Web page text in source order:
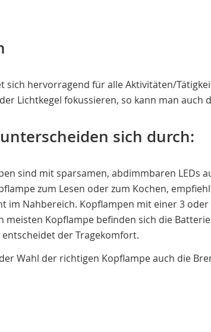
sich hervorragend für alle Aktivitäten/
Lichtkegel fokussieren, so kann man
sich durch:
sind mit sparsamen, abdimmbaren LEDs
zum Lesen oder zum Kochen,
im Nahbereich. Kopflampen mit einer 3
meisten Kopflampe befinden sich die
der Tragekomfort.
Wahl der richtigen Kopflampe auch die